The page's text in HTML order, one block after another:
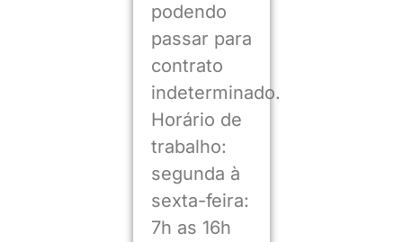
podendo
passar para
contrato
indeterminado.
Horário de
trabalho:
segunda à
sexta-feira:
7h as 16h